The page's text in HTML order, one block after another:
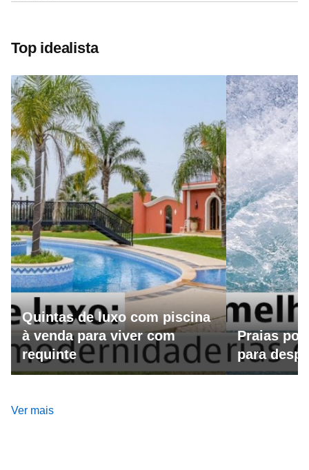
Top idealista
Quintas de luxo com piscina
à venda para viver com
requinte
Praias
para
Ver mais